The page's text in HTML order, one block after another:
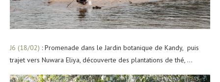
J6 (18/02) : Promenade dans le Jardin botanique de Kandy, puis
trajet vers Nuwara Eliya, découverte des plantations de thé, …